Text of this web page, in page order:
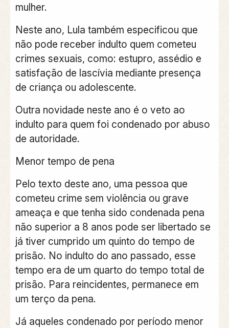
mulher.
Neste ano, Lula também especificou que
não pode receber indulto quem cometeu
crimes sexuais, como: estupro, assédio e
satisfação de lascívia mediante presença
de criança ou adolescente.
Outra novidade neste ano é o veto ao
indulto para quem foi condenado por abuso
de autoridade.
Menor tempo de pena
Pelo texto deste ano, uma pessoa que
cometeu crime sem violência ou grave
ameaça e que tenha sido condenada pena
não superior a 8 anos pode ser libertado se
já tiver cumprido um quinto do tempo de
prisão. No indulto do ano passado, esse
tempo era de um quarto do tempo total de
prisão. Para reincidentes, permanece em
um terço da pena.
Já aqueles condenado por período menor